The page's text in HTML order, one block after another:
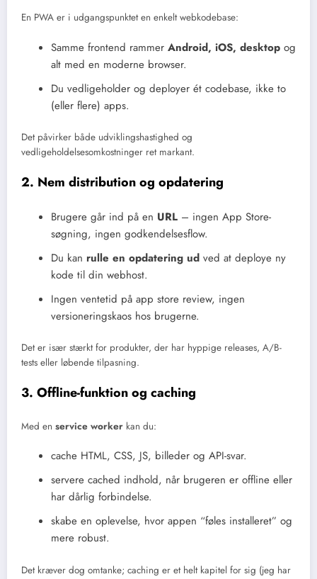
En PWA er i udgangspunktet en enkelt webkodebase:
Samme frontend rammer Android, iOS, desktop og
alt med en moderne browser.
Du vedligeholder og deployer ét codebase, ikke to
(eller flere) apps.
Det påvirker både udviklingshastighed og
vedligeholdelsesomkostninger ret markant.
2. Nem distribution og opdatering
Brugere går ind på en URL – ingen App Store-
søgning, ingen godkendelsesflow.
Du kan rulle en opdatering ud ved at deploye ny
kode til din webhost.
Ingen ventetid på app store review, ingen
versioneringskaos hos brugerne.
Det er især stærkt for produkter, der har hyppige releases, A/B-
tests eller løbende tilpasning.
3. Offline-funktion og caching
Med en service worker kan du:
cache HTML, CSS, JS, billeder og API-svar.
servere cached indhold, når brugeren er offline eller
har dårlig forbindelse.
skabe en oplevelse, hvor appen “føles installeret” og
mere robust.
Det kræver dog omtanke; caching er et helt kapitel for sig (jeg har